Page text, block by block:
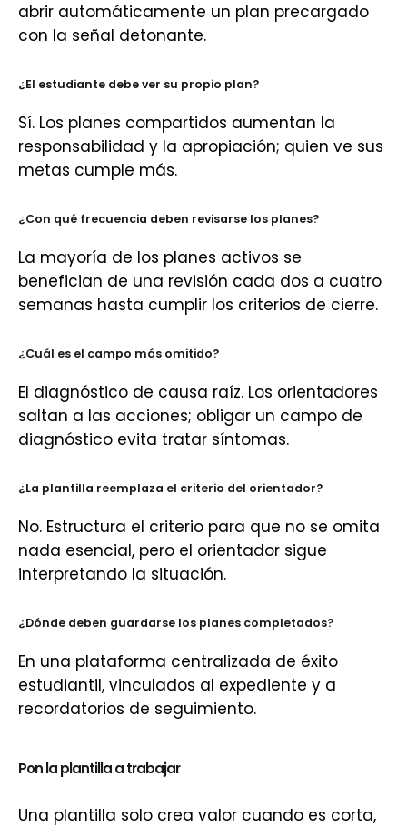
abrir automáticamente un plan precargado
con la señal detonante.
¿El estudiante debe ver su propio plan?
Sí. Los planes compartidos aumentan la
responsabilidad y la apropiación; quien ve sus
metas cumple más.
¿Con qué frecuencia deben revisarse los planes?
La mayoría de los planes activos se
benefician de una revisión cada dos a cuatro
semanas hasta cumplir los criterios de cierre.
¿Cuál es el campo más omitido?
El diagnóstico de causa raíz. Los orientadores
saltan a las acciones; obligar un campo de
diagnóstico evita tratar síntomas.
¿La plantilla reemplaza el criterio del orientador?
No. Estructura el criterio para que no se omita
nada esencial, pero el orientador sigue
interpretando la situación.
¿Dónde deben guardarse los planes completados?
En una plataforma centralizada de éxito
estudiantil, vinculados al expediente y a
recordatorios de seguimiento.
Pon la plantilla a trabajar
Una plantilla solo crea valor cuando es corta,